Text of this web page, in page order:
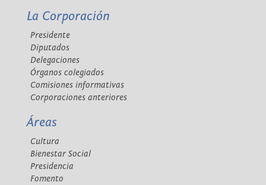
La Corporación
Presidente
Diputados
Delegaciones
Órganos colegiados
Comisiones informativas
Corporaciones anteriores
Áreas
Cultura
Bienestar Social
Presidencia
Fomento